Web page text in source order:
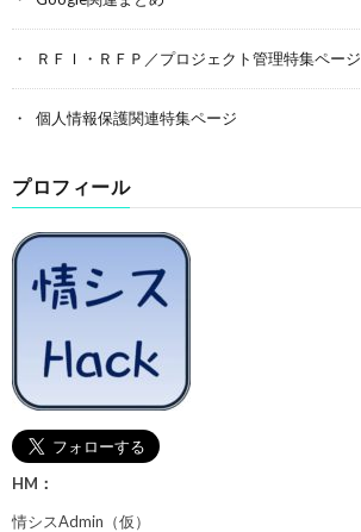
ＲＦＩ・ＲＦＰ／プロジェクト管理特集ページ
個人情報保護関連特集ページ
プロフィール
HM：
情シスAdmin（仮）